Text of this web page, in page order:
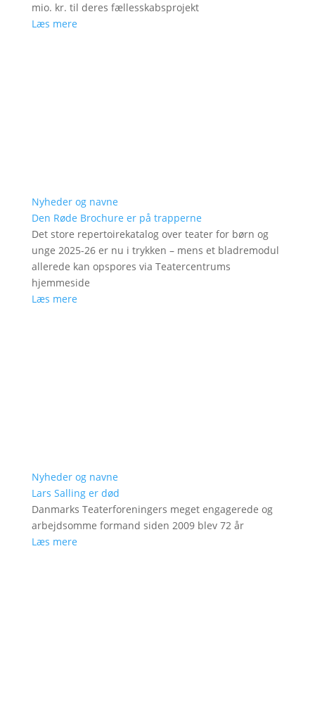
mio. kr. til deres fællesskabsprojekt
Læs mere
Nyheder og navne
Den Røde Brochure er på trapperne
Det store repertoirekatalog over teater for børn og
unge 2025-26 er nu i trykken – mens et bladremodul
allerede kan opspores via Teatercentrums
hjemmeside
Læs mere
Nyheder og navne
Lars Salling er død
Danmarks Teaterforeningers meget engagerede og
arbejdsomme formand siden 2009 blev 72 år
Læs mere